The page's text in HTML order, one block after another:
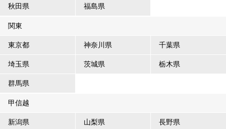
秋田県 福島県
関東
東京都 神奈川県 千葉県
埼玉県 茨城県 栃木県
群馬県
甲信越
新潟県 山梨県 長野県